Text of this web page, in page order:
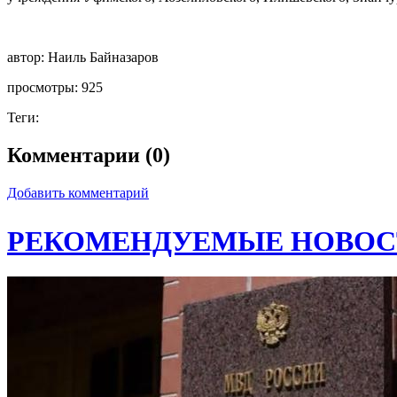
автор: Наиль Байназаров
просмотры: 925
Теги:
Комментарии (0)
Добавить комментарий
РЕКОМЕНДУЕМЫЕ